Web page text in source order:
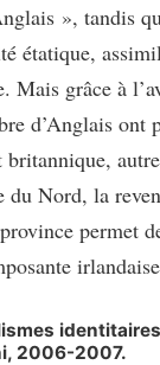
», tandis
étatique,
Mais grâce à
d’Anglais ont
britannique,
du Nord, la
permet
2006-2007.